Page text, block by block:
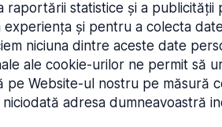
statistice și a publicității
și pentru a colecta
niciuna dintre aceste date
ale cookie-urilor ne permit să
pe Website-ul nostru pe măsură
adresa dumneavoastră